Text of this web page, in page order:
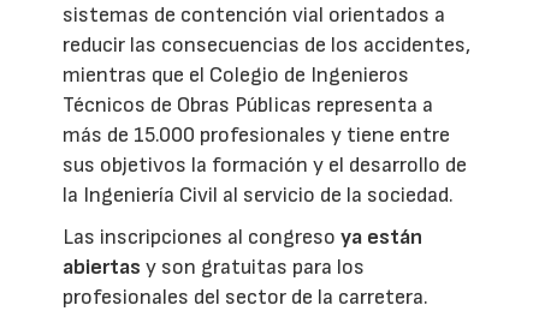
sistemas de contención vial orientados a
reducir las consecuencias de los accidentes,
mientras que el Colegio de Ingenieros
Técnicos de Obras Públicas representa a
más de 15.000 profesionales y tiene entre
sus objetivos la formación y el desarrollo de
la Ingeniería Civil al servicio de la sociedad.
Las inscripciones al congresoya están
abiertas y son gratuitas para los
profesionales del sector de la carretera.